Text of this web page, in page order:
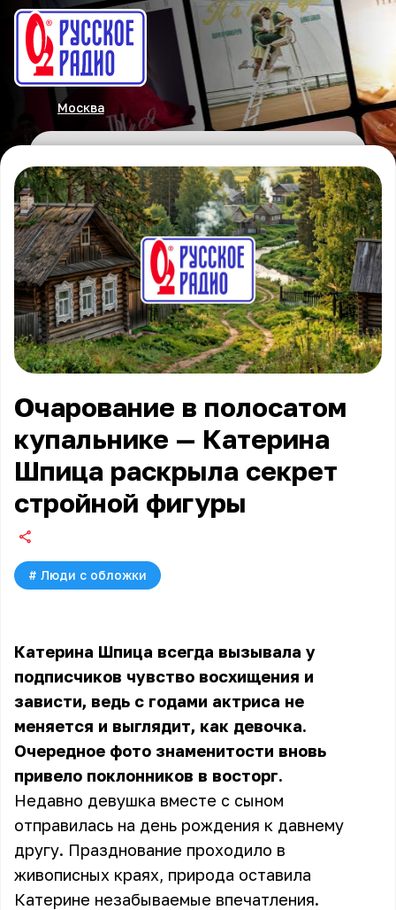
Москва
Очарование в полосатом
купальнике — Катерина
Шпица раскрыла секрет
стройной фигуры
# Люди с обложки
Катерина Шпица всегда вызывала у
подписчиков чувство восхищения и
зависти, ведь с годами актриса не
меняется и выглядит, как девочка.
Очередное фото знаменитости вновь
привело поклонников в восторг.
Недавно девушка вместе с сыном
отправилась на день рождения к давнему
другу. Празднование проходило в
живописных краях, природа оставила
Катерине незабываемые впечатления.